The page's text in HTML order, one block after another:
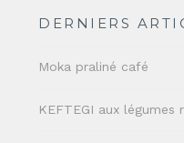
DERNIERS
Moka praliné café
KEFTEGI aux légumes